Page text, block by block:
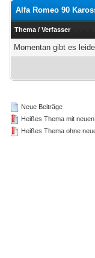
Alfa Romeo 90
Thema / Verfasser
Momentan gibt es
Neue Beiträge
Heißes Thema mit
Heißes Thema ohne